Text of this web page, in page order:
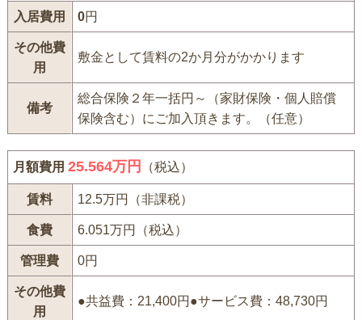
入居費用 0円
その他費
用
敷金として賃料の2か月分がかかります
備考
総合保険２年一括円～（家財保険・個人賠償
保険含む）にご加入頂きます。（任意）
月額費用25.564万円 （税込）
賃料 12.5万円（非課税）
食費 6.051万円（税込）
管理費 0円
その他費
用
●共益費：21,400円●サービス費：48,730円